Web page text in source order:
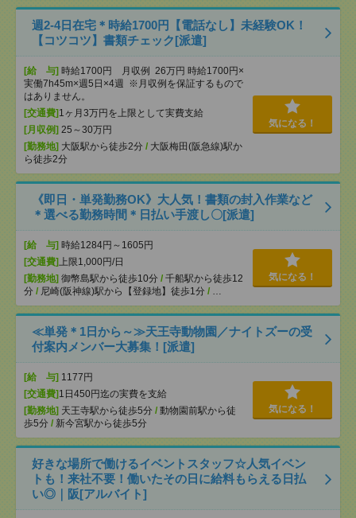
週2-4日在宅＊時給1700円【電話なし】未経験OK！
【コツコツ】書類チェック[派遣]
[給 与] 時給1700円 月収例 26万円 時給1700円×
実働7h45m×週5日×4週 ※月収例を保証するもので
はありません。
[交通費] 1ヶ月3万円を上限として実費支給
[月収例] 25～30万円
[勤務地] 大阪駅から徒歩2分 / 大阪梅田(阪急線)駅か
ら徒歩2分
気になる！
《即日・単発勤務OK》大人気！書類の封入作業など
＊選べる勤務時間＊日払い手渡し〇[派遣]
[給 与] 時給1284円～1605円
[交通費] 上限1,000円/日
[勤務地] 御幣島駅から徒歩10分 / 千船駅から徒歩12
分 / 尼崎(阪神線)駅から【登録地】徒歩1分 / …
気になる！
≪単発＊1日から～≫天王寺動物園／ナイトズーの受
付案内メンバー大募集！[派遣]
[給 与] 1177円
[交通費] 1日450円迄の実費を支給
[勤務地] 天王寺駅から徒歩5分 / 動物園前駅から徒
歩5分 / 新今宮駅から徒歩5分
気になる！
好きな場所で働けるイベントスタッフ☆人気イベン
トも！来社不要！働いたその日に給料もらえる日払
い◎｜阪[アルバイト]